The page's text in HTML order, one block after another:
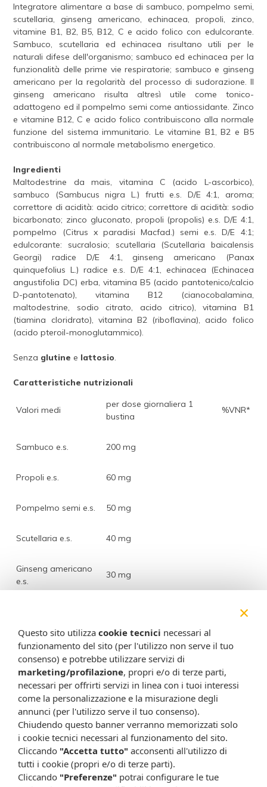
Integratore alimentare a base di sambuco, pompelmo semi,
scutellaria, ginseng americano, echinacea, propoli, zinco,
vitamine B1, B2, B5, B12, C e acido folico con edulcorante.
Sambuco, scutellaria ed echinacea risultano utili per le
naturali difese dell'organismo; sambuco ed echinacea per la
funzionalità delle prime vie respiratorie; sambuco e ginseng
americano per la regolarità del processo di sudorazione. Il
ginseng americano risulta altresì utile come tonico-
adattogeno ed il pompelmo semi come antiossidante. Zinco
e vitamine B12, C e acido folico contribuiscono alla normale
funzione del sistema immunitario. Le vitamine B1, B2 e B5
contribuiscono al normale metabolismo energetico.
Ingredienti
Maltodestrine da mais, vitamina C (acido L-ascorbico),
sambuco (Sambucus nigra L.) frutti e.s. D/E 4:1, aroma;
correttore di acidità: acido citrico; correttore di acidità: sodio
bicarbonato; zinco gluconato, propoli (propolis) e.s. D/E 4:1,
pompelmo (Citrus x paradisi Macfad.) semi e.s. D/E 4:1;
edulcorante: sucralosio; scutellaria (Scutellaria baicalensis
Georgi) radice D/E 4:1, ginseng americano (Panax
quinquefolius L.) radice e.s. D/E 4:1, echinacea (Echinacea
angustifolia DC) erba, vitamina B5 (acido pantotenico/calcio
D-pantotenato), vitamina B12 (cianocobalamina,
maltodestrine, sodio citrato, acido citrico), vitamina B1
(tiamina cloridrato), vitamina B2 (riboflavina), acido folico
(acido pteroil-monoglutammico).
Senza glutine e lattosio.
Caratteristiche nutrizionali
Valori medi
per dose giornaliera 1
bustina
%VNR*
Sambuco e.s. 200 mg
Propoli e.s. 60 mg
Pompelmo semi e.s. 50 mg
Scutellaria e.s. 40 mg
Ginseng americano
e.s.
30 mg
Zinco 12,5 mg 125
Vitamina B1 1,1 mg 100
Vitamina B2 1,4 mg
Vitamina B5 6 mg
Vitamina B12 2,5 mcg
×
Questo sito utilizza cookie tecnici necessari al
funzionamento del sito (per l'utilizzo non serve il tuo
consenso) e potrebbe utilizzare servizi di
marketing/profilazione, propri e/o di terze parti,
necessari per offrirti servizi in linea con i tuoi interessi
come la personalizzazione e la misurazione degli
annunci (per l'utilizzo serve il tuo consenso).
Chiudendo questo banner verranno memorizzati solo
i cookie tecnici necessari al funzionamento del sito.
Cliccando "Accetta tutto" acconsenti all'utilizzo di
tutti i cookie (propri e/o di terze parti).
Cliccando "Preferenze" potrai configurare le tue